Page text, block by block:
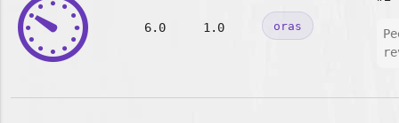
⏲️ 6.0 1.0 oras